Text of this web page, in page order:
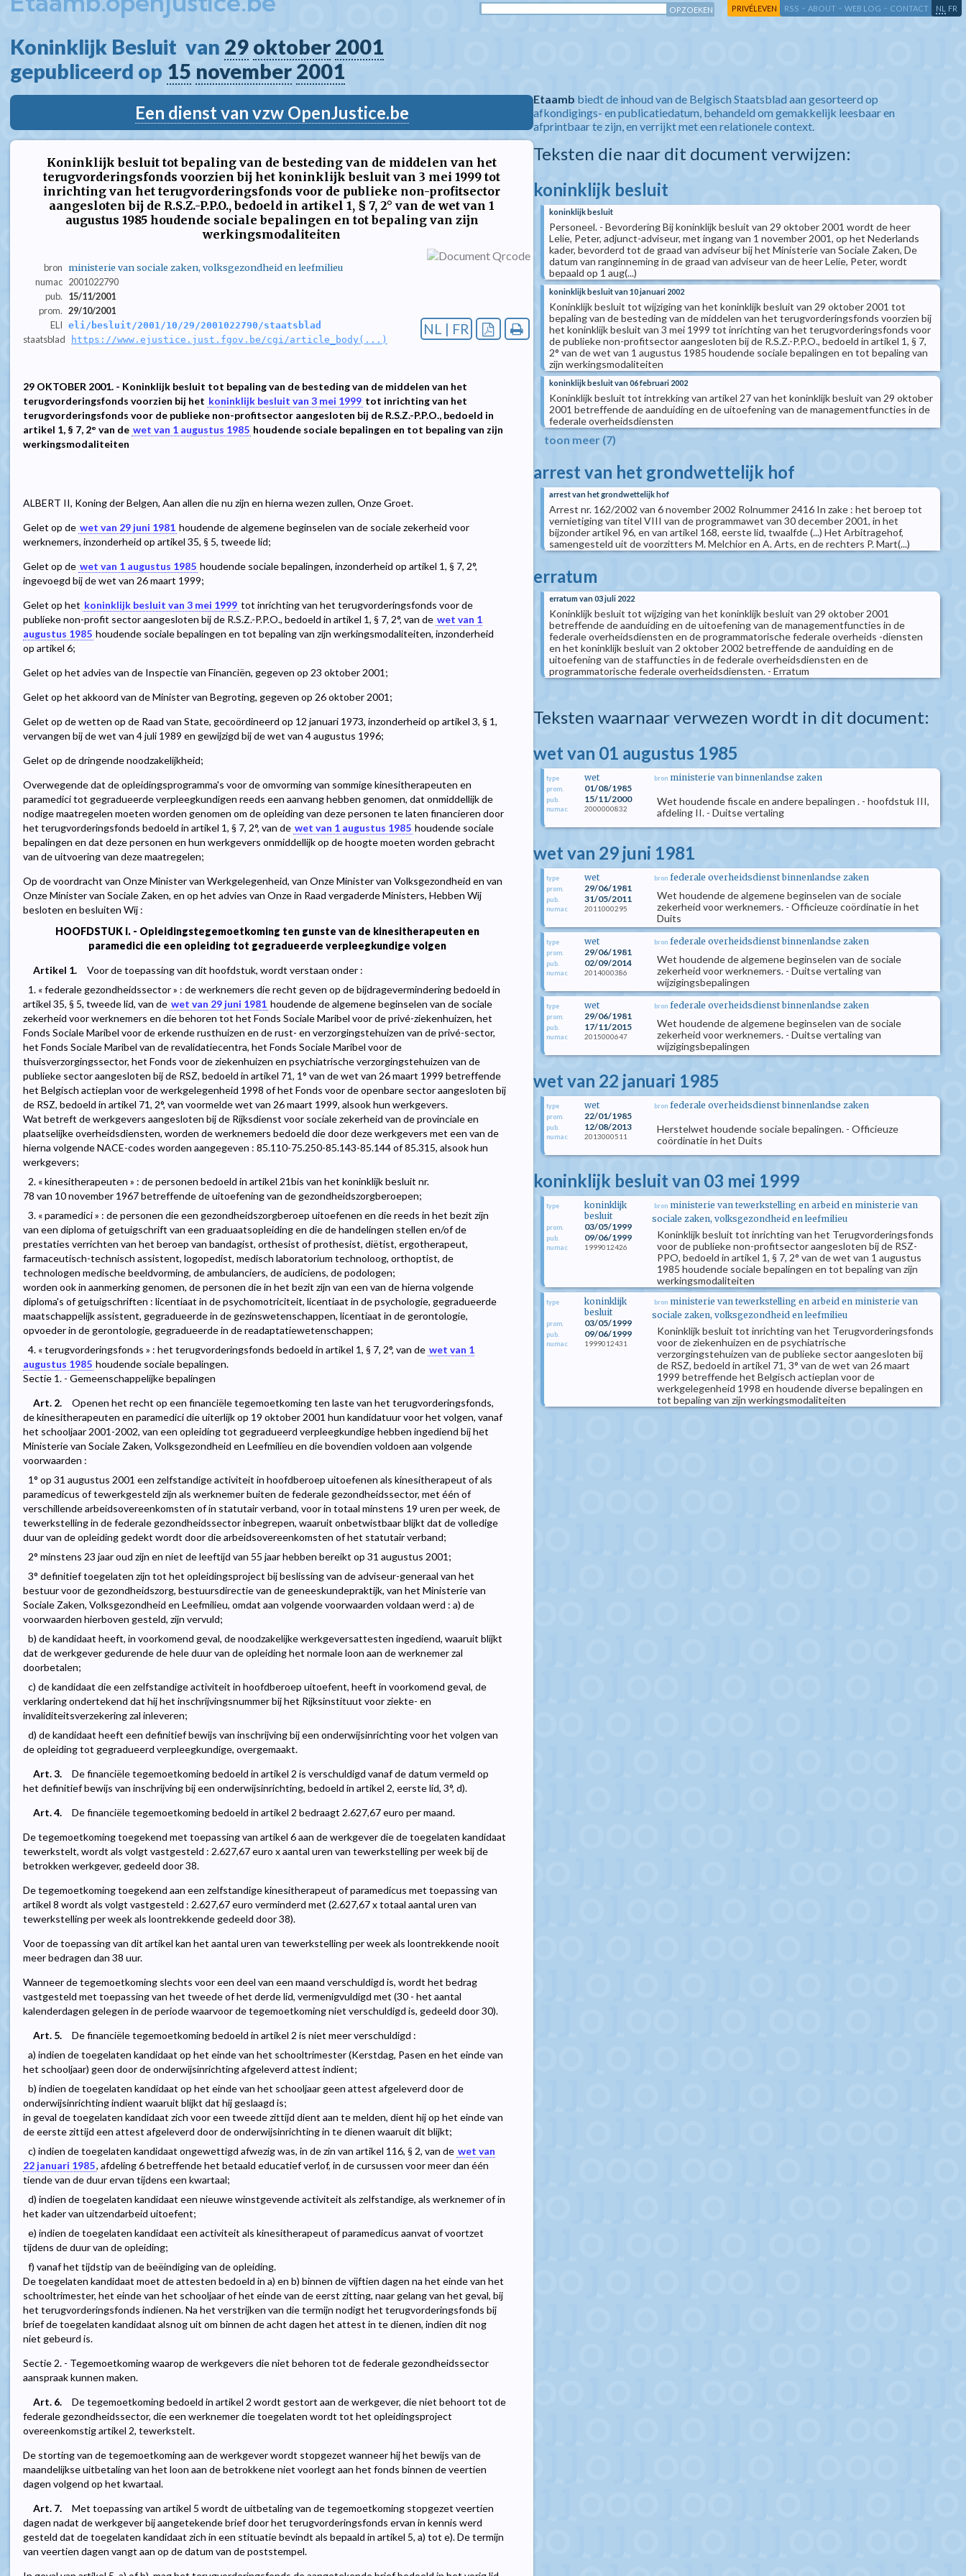
PRIVÉLEVEN RSS - ABOUT - WEB LOG - CONTACT NL FR
Koninklijk Besluit  van 29 oktober 2001
gepubliceerd op 15 november 2001
Een dienst van vzw OpenJustice.be
Koninklijk besluit tot bepaling van de besteding van de middelen van het
terugvorderingsfonds voorzien bij het koninklijk besluit van 3 mei 1999 tot
inrichting van het terugvorderingsfonds voor de publieke non-profitsector
aangesloten bij de R.S.Z.-P.P.O., bedoeld in artikel 1, § 7, 2° van de wet van 1
augustus 1985 houdende sociale bepalingen en tot bepaling van zijn
werkingsmodaliteiten
bron ministerie van sociale zaken, volksgezondheid en leefmilieu
numac 2001022790
pub.
15/11/2001
prom. 29/10/2001
ELI eli/besluit/2001/10/29/2001022790/staatsblad
staatsblad https://www.ejustice.just.fgov.be/cgi/article_body(...)
NL | FR
29 OKTOBER 2001. - Koninklijk besluit tot bepaling van de besteding van de middelen van het
terugvorderingsfonds voorzien bij het koninklijk besluit van 3 mei 1999 tot inrichting van het
terugvorderingsfonds voor de publieke non-profitsector aangesloten bij de R.S.Z.-P.P.O., bedoeld in
artikel 1, § 7, 2° van de wet van 1 augustus 1985 houdende sociale bepalingen en tot bepaling van zijn
werkingsmodaliteiten
ALBERT II, Koning der Belgen, Aan allen die nu zijn en hierna wezen zullen, Onze Groet.
Gelet op de wet van 29 juni 1981 houdende de algemene beginselen van de sociale zekerheid voor
werknemers, inzonderheid op artikel 35, § 5, tweede lid;
Gelet op de wet van 1 augustus 1985 houdende sociale bepalingen, inzonderheid op artikel 1, § 7, 2°,
ingevoegd bij de wet van 26 maart 1999;
Gelet op het koninklijk besluit van 3 mei 1999 tot inrichting van het terugvorderingsfonds voor de
publieke non-profit sector aangesloten bij de R.S.Z.-P.P.O., bedoeld in artikel 1, § 7, 2°, van de wet van 1
augustus 1985 houdende sociale bepalingen en tot bepaling van zijn werkingsmodaliteiten, inzonderheid
op artikel 6;
Gelet op het advies van de Inspectie van Financiën, gegeven op 23 oktober 2001;
Gelet op het akkoord van de Minister van Begroting, gegeven op 26 oktober 2001;
Gelet op de wetten op de Raad van State, gecoördineerd op 12 januari 1973, inzonderheid op artikel 3, § 1,
vervangen bij de wet van 4 juli 1989 en gewijzigd bij de wet van 4 augustus 1996;
Gelet op de dringende noodzakelijkheid;
Overwegende dat de opleidingsprogramma's voor de omvorming van sommige kinesitherapeuten en
paramedici tot gegradueerde verpleegkundigen reeds een aanvang hebben genomen, dat onmiddellijk de
nodige maatregelen moeten worden genomen om de opleiding van deze personen te laten financieren door
het terugvorderingsfonds bedoeld in artikel 1, § 7, 2°, van de wet van 1 augustus 1985 houdende sociale
bepalingen en dat deze personen en hun werkgevers onmiddellijk op de hoogte moeten worden gebracht
van de uitvoering van deze maatregelen;
Op de voordracht van Onze Minister van Werkgelegenheid, van Onze Minister van Volksgezondheid en van
Onze Minister van Sociale Zaken, en op het advies van Onze in Raad vergaderde Ministers, Hebben Wij
besloten en besluiten Wij :
HOOFDSTUK I. - Opleidingstegemoetkoming ten gunste van de kinesitherapeuten en
paramedici die een opleiding tot gegradueerde verpleegkundige volgen
Artikel 1.
Voor de toepassing van dit hoofdstuk, wordt verstaan onder :
1. « federale gezondheidssector » : de werknemers die recht geven op de bijdragevermindering bedoeld in
artikel 35, § 5, tweede lid, van de wet van 29 juni 1981 houdende de algemene beginselen van de sociale
zekerheid voor werknemers en die behoren tot het Fonds Sociale Maribel voor de privé-ziekenhuizen, het
Fonds Sociale Maribel voor de erkende rusthuizen en de rust- en verzorgingstehuizen van de privé-sector,
het Fonds Sociale Maribel van de revalidatiecentra, het Fonds Sociale Maribel voor de
thuisverzorgingssector, het Fonds voor de ziekenhuizen en psychiatrische verzorgingstehuizen van de
publieke sector aangesloten bij de RSZ, bedoeld in artikel 71, 1° van de wet van 26 maart 1999 betreffende
het Belgisch actieplan voor de werkgelegenheid 1998 of het Fonds voor de openbare sector aangesloten bij
de RSZ, bedoeld in artikel 71, 2°, van voormelde wet van 26 maart 1999, alsook hun werkgevers.
Wat betreft de werkgevers aangesloten bij de Rijksdienst voor sociale zekerheid van de provinciale en
plaatselijke overheidsdiensten, worden de werknemers bedoeld die door deze werkgevers met een van de
hierna volgende NACE-codes worden aangegeven : 85.110-75.250-85.143-85.144 of 85.315, alsook hun
werkgevers;
2. « kinesitherapeuten » : de personen bedoeld in artikel 21bis van het koninklijk besluit nr.
78 van 10 november 1967 betreffende de uitoefening van de gezondheidszorgberoepen;
3. « paramedici » : de personen die een gezondheidszorgberoep uitoefenen en die reeds in het bezit zijn
van een diploma of getuigschrift van een graduaatsopleiding en die de handelingen stellen en/of de
prestaties verrichten van het beroep van bandagist, orthesist of prothesist, diëtist, ergotherapeut,
farmaceutisch-technisch assistent, logopedist, medisch laboratorium technoloog, orthoptist, de
technologen medische beeldvorming, de ambulanciers, de audiciens, de podologen;
worden ook in aanmerking genomen, de personen die in het bezit zijn van een van de hierna volgende
diploma's of getuigschriften : licentiaat in de psychomotriciteit, licentiaat in de psychologie, gegradueerde
maatschappelijk assistent, gegradueerde in de gezinswetenschappen, licentiaat in de gerontologie,
opvoeder in de gerontologie, gegradueerde in de readaptatiewetenschappen;
4. « terugvorderingsfonds » : het terugvorderingsfonds bedoeld in artikel 1, § 7, 2°, van de wet van 1
augustus 1985 houdende sociale bepalingen.
Sectie 1. - Gemeenschappelijke bepalingen
Art. 2.
Openen het recht op een financiële tegemoetkoming ten laste van het terugvorderingsfonds,
de kinesitherapeuten en paramedici die uiterlijk op 19 oktober 2001 hun kandidatuur voor het volgen, vanaf
het schooljaar 2001-2002, van een opleiding tot gegradueerd verpleegkundige hebben ingediend bij het
Ministerie van Sociale Zaken, Volksgezondheid en Leefmilieu en die bovendien voldoen aan volgende
voorwaarden :
1° op 31 augustus 2001 een zelfstandige activiteit in hoofdberoep uitoefenen als kinesitherapeut of als
paramedicus of tewerkgesteld zijn als werknemer buiten de federale gezondheidssector, met één of
verschillende arbeidsovereenkomsten of in statutair verband, voor in totaal minstens 19 uren per week, de
tewerkstelling in de federale gezondheidssector inbegrepen, waaruit onbetwistbaar blijkt dat de volledige
duur van de opleiding gedekt wordt door die arbeidsovereenkomsten of het statutair verband;
2° minstens 23 jaar oud zijn en niet de leeftijd van 55 jaar hebben bereikt op 31 augustus 2001;
3° definitief toegelaten zijn tot het opleidingsproject bij beslissing van de adviseur-generaal van het
bestuur voor de gezondheidszorg, bestuursdirectie van de geneeskundepraktijk, van het Ministerie van
Sociale Zaken, Volksgezondheid en Leefmilieu, omdat aan volgende voorwaarden voldaan werd : a) de
voorwaarden hierboven gesteld, zijn vervuld;
b) de kandidaat heeft, in voorkomend geval, de noodzakelijke werkgeversattesten ingediend, waaruit blijkt
dat de werkgever gedurende de hele duur van de opleiding het normale loon aan de werknemer zal
doorbetalen;
c) de kandidaat die een zelfstandige activiteit in hoofdberoep uitoefent, heeft in voorkomend geval, de
verklaring ondertekend dat hij het inschrijvingsnummer bij het Rijksinstituut voor ziekte- en
invaliditeitsverzekering zal inleveren;
d) de kandidaat heeft een definitief bewijs van inschrijving bij een onderwijsinrichting voor het volgen van
de opleiding tot gegradueerd verpleegkundige, overgemaakt.
Art. 3.
De financiële tegemoetkoming bedoeld in artikel 2 is verschuldigd vanaf de datum vermeld op
het definitief bewijs van inschrijving bij een onderwijsinrichting, bedoeld in artikel 2, eerste lid, 3°, d).
Art. 4.
De financiële tegemoetkoming bedoeld in artikel 2 bedraagt 2.627,67 euro per maand.
De tegemoetkoming toegekend met toepassing van artikel 6 aan de werkgever die de toegelaten kandidaat
tewerkstelt, wordt als volgt vastgesteld : 2.627,67 euro x aantal uren van tewerkstelling per week bij de
betrokken werkgever, gedeeld door 38.
De tegemoetkoming toegekend aan een zelfstandige kinesitherapeut of paramedicus met toepassing van
artikel 8 wordt als volgt vastgesteld : 2.627,67 euro verminderd met (2.627,67 x totaal aantal uren van
tewerkstelling per week als loontrekkende gedeeld door 38).
Voor de toepassing van dit artikel kan het aantal uren van tewerkstelling per week als loontrekkende nooit
meer bedragen dan 38 uur.
Wanneer de tegemoetkoming slechts voor een deel van een maand verschuldigd is, wordt het bedrag
vastgesteld met toepassing van het tweede of het derde lid, vermenigvuldigd met (30 - het aantal
kalenderdagen gelegen in de periode waarvoor de tegemoetkoming niet verschuldigd is, gedeeld door 30).
Art. 5.
De financiële tegemoetkoming bedoeld in artikel 2 is niet meer verschuldigd :
a) indien de toegelaten kandidaat op het einde van het schooltrimester (Kerstdag, Pasen en het einde van
het schooljaar) geen door de onderwijsinrichting afgeleverd attest indient;
b) indien de toegelaten kandidaat op het einde van het schooljaar geen attest afgeleverd door de
onderwijsinrichting indient waaruit blijkt dat hij geslaagd is;
in geval de toegelaten kandidaat zich voor een tweede zittijd dient aan te melden, dient hij op het einde van
de eerste zittijd een attest afgeleverd door de onderwijsinrichting in te dienen waaruit dit blijkt;
c) indien de toegelaten kandidaat ongewettigd afwezig was, in de zin van artikel 116, § 2, van de wet van
22 januari 1985, afdeling 6 betreffende het betaald educatief verlof, in de cursussen voor meer dan één
tiende van de duur ervan tijdens een kwartaal;
d) indien de toegelaten kandidaat een nieuwe winstgevende activiteit als zelfstandige, als werknemer of in
het kader van uitzendarbeid uitoefent;
e) indien de toegelaten kandidaat een activiteit als kinesitherapeut of paramedicus aanvat of voortzet
tijdens de duur van de opleiding;
f) vanaf het tijdstip van de beëindiging van de opleiding.
De toegelaten kandidaat moet de attesten bedoeld in a) en b) binnen de vijftien dagen na het einde van het
schooltrimester, het einde van het schooljaar of het einde van de eerst zitting, naar gelang van het geval, bij
het terugvorderingsfonds indienen. Na het verstrijken van die termijn nodigt het terugvorderingsfonds bij
brief de toegelaten kandidaat alsnog uit om binnen de acht dagen het attest in te dienen, indien dit nog
niet gebeurd is.
Sectie 2. - Tegemoetkoming waarop de werkgevers die niet behoren tot de federale gezondheidssector
aanspraak kunnen maken.
Art. 6.
De tegemoetkoming bedoeld in artikel 2 wordt gestort aan de werkgever, die niet behoort tot de
federale gezondheidssector, die een werknemer die toegelaten wordt tot het opleidingsproject
overeenkomstig artikel 2, tewerkstelt.
De storting van de tegemoetkoming aan de werkgever wordt stopgezet wanneer hij het bewijs van de
maandelijkse uitbetaling van het loon aan de betrokkene niet voorlegt aan het fonds binnen de veertien
dagen volgend op het kwartaal.
Art. 7.
Met toepassing van artikel 5 wordt de uitbetaling van de tegemoetkoming stopgezet veertien
dagen nadat de werkgever bij aangetekende brief door het terugvorderingsfonds ervan in kennis werd
gesteld dat de toegelaten kandidaat zich in een stituatie bevindt als bepaald in artikel 5, a) tot e). De termijn
van veertien dagen vangt aan op de datum van de poststempel.
Etaamb biedt de inhoud van de Belgisch Staatsblad aan gesorteerd op
afkondigings- en publicatiedatum, behandeld om gemakkelijk leesbaar en
afprintbaar te zijn, en verrijkt met een relationele context.
Teksten die naar dit document verwijzen:
koninklijk besluit
koninklijk besluit
Personeel. - Bevordering Bij koninklijk besluit van 29 oktober 2001 wordt de heer
Lelie, Peter, adjunct-adviseur, met ingang van 1 november 2001, op het Nederlands
kader, bevorderd tot de graad van adviseur bij het Ministerie van Sociale Zaken, De
datum van ranginneming in de graad van adviseur van de heer Lelie, Peter, wordt
bepaald op 1 aug(...)
koninklijk besluit van 10 januari 2002
Koninklijk besluit tot wijziging van het koninklijk besluit van 29 oktober 2001 tot
bepaling van de besteding van de middelen van het terugvorderingsfonds voorzien bij
het koninklijk besluit van 3 mei 1999 tot inrichting van het terugvorderingsfonds voor
de publieke non-profitsector aangesloten bij de R.S.Z.-P.P.O., bedoeld in artikel 1, § 7,
2° van de wet van 1 augustus 1985 houdende sociale bepalingen en tot bepaling van
zijn werkingsmodaliteiten
koninklijk besluit van 06 februari 2002
Koninklijk besluit tot intrekking van artikel 27 van het koninklijk besluit van 29 oktober
2001 betreffende de aanduiding en de uitoefening van de managementfuncties in de
federale overheidsdiensten
toon meer (7)
arrest van het grondwettelijk hof
arrest van het grondwettelijk hof
Arrest nr. 162/2002 van 6 november 2002 Rolnummer 2416 In zake : het beroep tot
vernietiging van titel VIII van de programmawet van 30 december 2001, in het
bijzonder artikel 96, en van artikel 168, eerste lid, twaalfde (...) Het Arbitragehof,
samengesteld uit de voorzitters M. Melchior en A. Arts, en de rechters P. Mart(...)
erratum
erratum van 03 juli 2022
Koninklijk besluit tot wijziging van het koninklijk besluit van 29 oktober 2001
betreffende de aanduiding en de uitoefening van de managementfuncties in de
federale overheidsdiensten en de programmatorische federale overheids -diensten
en het koninklijk besluit van 2 oktober 2002 betreffende de aanduiding en de
uitoefening van de staffuncties in de federale overheidsdiensten en de
programmatorische federale overheidsdiensten. - Erratum
Teksten waarnaar verwezen wordt in dit document:
wet van 01 augustus 1985
type wet
prom. 01/08/1985
pub. 15/11/2000
numac 2000000832
bron ministerie van binnenlandse zaken
Wet houdende fiscale en andere bepalingen . - hoofdstuk III,
afdeling II. - Duitse vertaling
wet van 29 juni 1981
type wet
prom. 29/06/1981
pub. 31/05/2011
numac 2011000295
bron federale overheidsdienst binnenlandse zaken
Wet houdende de algemene beginselen van de sociale
zekerheid voor werknemers. - Officieuze coördinatie in het
Duits
type wet
prom. 29/06/1981
pub. 02/09/2014
numac 2014000386
bron federale overheidsdienst binnenlandse zaken
Wet houdende de algemene beginselen van de sociale
zekerheid voor werknemers. - Duitse vertaling van
wijzigingsbepalingen
type wet
prom. 29/06/1981
pub. 17/11/2015
numac 2015000647
bron federale overheidsdienst binnenlandse zaken
Wet houdende de algemene beginselen van de sociale
zekerheid voor werknemers. - Duitse vertaling van
wijzigingsbepalingen
wet van 22 januari 1985
type wet
prom. 22/01/1985
pub. 12/08/2013
numac 2013000511
bron federale overheidsdienst binnenlandse zaken
Herstelwet houdende sociale bepalingen. - Officieuze
coördinatie in het Duits
koninklijk besluit van 03 mei 1999
type
koninklijk
besluit
prom. 03/05/1999
pub. 09/06/1999
numac 1999012426
bron ministerie van tewerkstelling en arbeid en ministerie van
sociale zaken, volksgezondheid en leefmilieu
Koninklijk besluit tot inrichting van het Terugvorderingsfonds
voor de publieke non-profitsector aangesloten bij de RSZ-
PPO, bedoeld in artikel 1, § 7, 2° van de wet van 1 augustus
1985 houdende sociale bepalingen en tot bepaling van zijn
werkingsmodaliteiten
type
koninklijk
besluit
prom. 03/05/1999
pub. 09/06/1999
numac 1999012431
bron ministerie van tewerkstelling en arbeid en ministerie van
sociale zaken, volksgezondheid en leefmilieu
Koninklijk besluit tot inrichting van het Terugvorderingsfonds
voor de ziekenhuizen en de psychiatrische
verzorgingstehuizen van de publieke sector aangesloten bij
de RSZ, bedoeld in artikel 71, 3° van de wet van 26 maart
1999 betreffende het Belgisch actieplan voor de
werkgelegenheid 1998 en houdende diverse bepalingen en
tot bepaling van zijn werkingsmodaliteiten